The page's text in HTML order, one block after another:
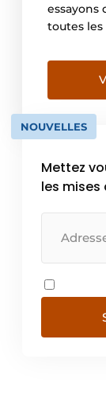
essayons
toutes
service
tenons
actuel et
NOUVELLES
Mettez
les mises